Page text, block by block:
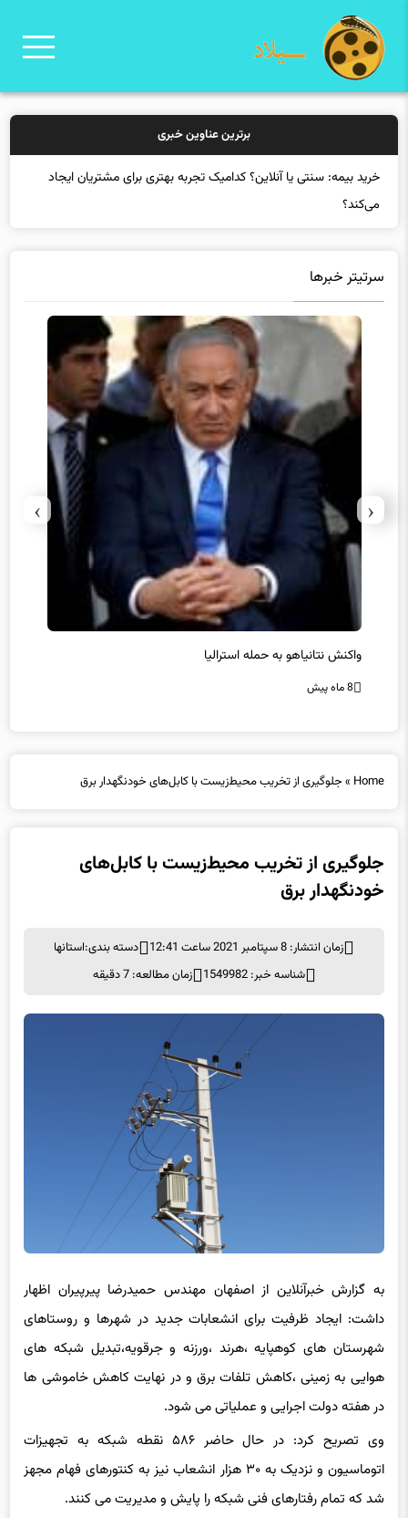
برترین عناوین خبری
خرید
واکنش نتانیاهو به حمله استرالیا
8 ماه پیش
خودنگهدار برق
شناسه خبر: 1549982
زمان مطالعه: 7 دقیقه
داشت: ایجاد ظرفیت برای انشعابات جدید در شهرها و روستاهای
شهرستان های کوهپایه ،هرند ،ورزنه و جرقویه،تبدیل شبکه های
هوایی به زمینی ،کاهش تلفات برق و در نهایت کاهش خاموشی ها
در هفته دولت اجرایی و عملیاتی می شود.
وی تصریح کرد: در حال حاضر ۵۸۶ نقطه شبکه به تجهیزات
اتوماسیون و نزدیک به ۳۰ هزار انشعاب نیز به کنتورهای فهام مجهز
شد که تمام رفتارهای فنی شبکه را پایش و مدیریت می کنند.
مدیرعامل شرکت توزیع برق اصفهان افزود: فرایند تنظیم بار، متعادل